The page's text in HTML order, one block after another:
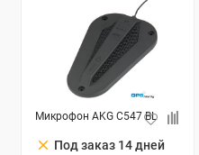
Микрофон AKG C547 BL
clear Под заказ 14 дней